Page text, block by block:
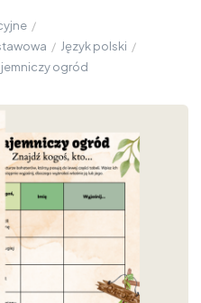
/
/ Język polski /
ogród